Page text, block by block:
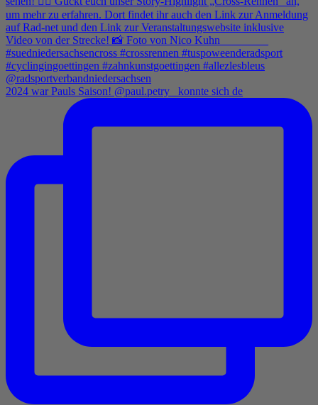
2024 war Pauls Saison! @paul.petry_ konnte sich de